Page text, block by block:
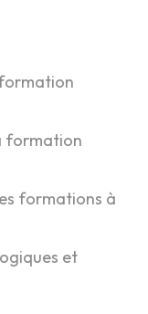
formation
formations à
et